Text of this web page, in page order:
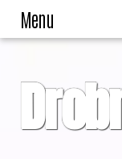
Menu